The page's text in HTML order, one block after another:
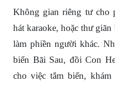
Không gian riêng tư cho
hát karaoke, hoặc thư
làm phiền người khác.
biển Bãi Sau, đồi Con
cho việc tắm biển,